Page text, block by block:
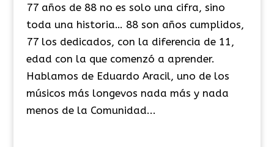
77 años de 88 no es solo una cifra, sino
toda una historia… 88 son años cumplidos,
77 los dedicados, con la diferencia de 11,
edad con la que comenzó a aprender.
Hablamos de Eduardo Aracil, uno de los
músicos más longevos nada más y nada
menos de la Comunidad...